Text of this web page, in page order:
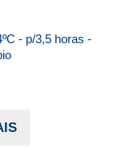
- p/3,5 horas -